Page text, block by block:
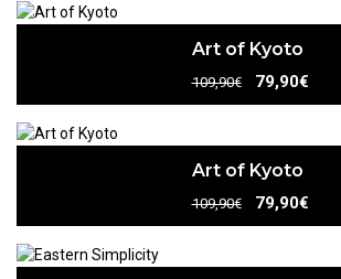
Art of Kyoto
109,90€ 79,90€
Art of Kyoto
109,90€ 79,90€